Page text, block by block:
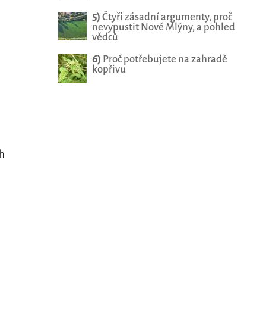
5) Čtyři zásadní argumenty, proč
nevypustit Nové Mlýny, a pohled
vědců
6) Proč potřebujete na zahradě
kopřivu